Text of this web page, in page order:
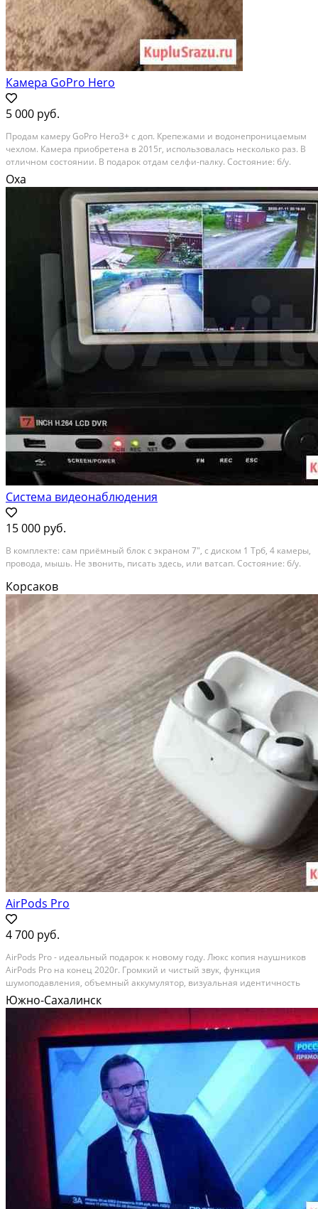
Камера GoPro Hero
5 000 руб.
Продам камеру GoPro Hero3+ с доп. Крепежами и водонепроницаемым
чехлом. Камера приобретена в 2015г, использовалась несколько раз. В
отличном состоянии. В подарок отдам селфи-палку. Состояние: б/у.
Оха
Система видеонаблюдения
15 000 руб.
В комплекте: сам приёмный блок с экраном 7", с диском 1 Трб, 4 камеры,
провода, мышь. Не звонить, писать здесь, или ватсап. Состояние: б/у.
Корсаков
AirPods Pro
4 700 руб.
AirPods Pro - идеальный подарок к новому году. Люкс копия наушников
AirPods Pro на конец 2020г. Громкий и чистый звук, функция
шумоподавления, объемный аккумулятор, визуальная идентичность
1:1 Интерфейс и управление как у оригинала - Оригинальная
анимация - Чистый звук - Настройка команд -...
Южно-Сахалинск